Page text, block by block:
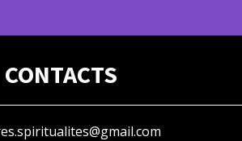
CONTACTS